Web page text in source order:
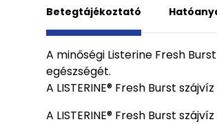
Betegtájékoztató
A minőségi Listerine Fresh
egészségét.
A LISTERINE® Fresh Burst
A LISTERINE® Fresh Burst